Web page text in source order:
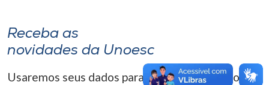
Receba as
novidades da Unoesc
Usaremos seus dados para entrar em contato